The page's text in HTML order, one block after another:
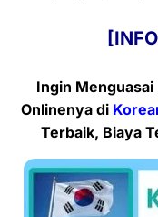
Ingin Menguasai
Onlinenya di
Terbaik, Biaya